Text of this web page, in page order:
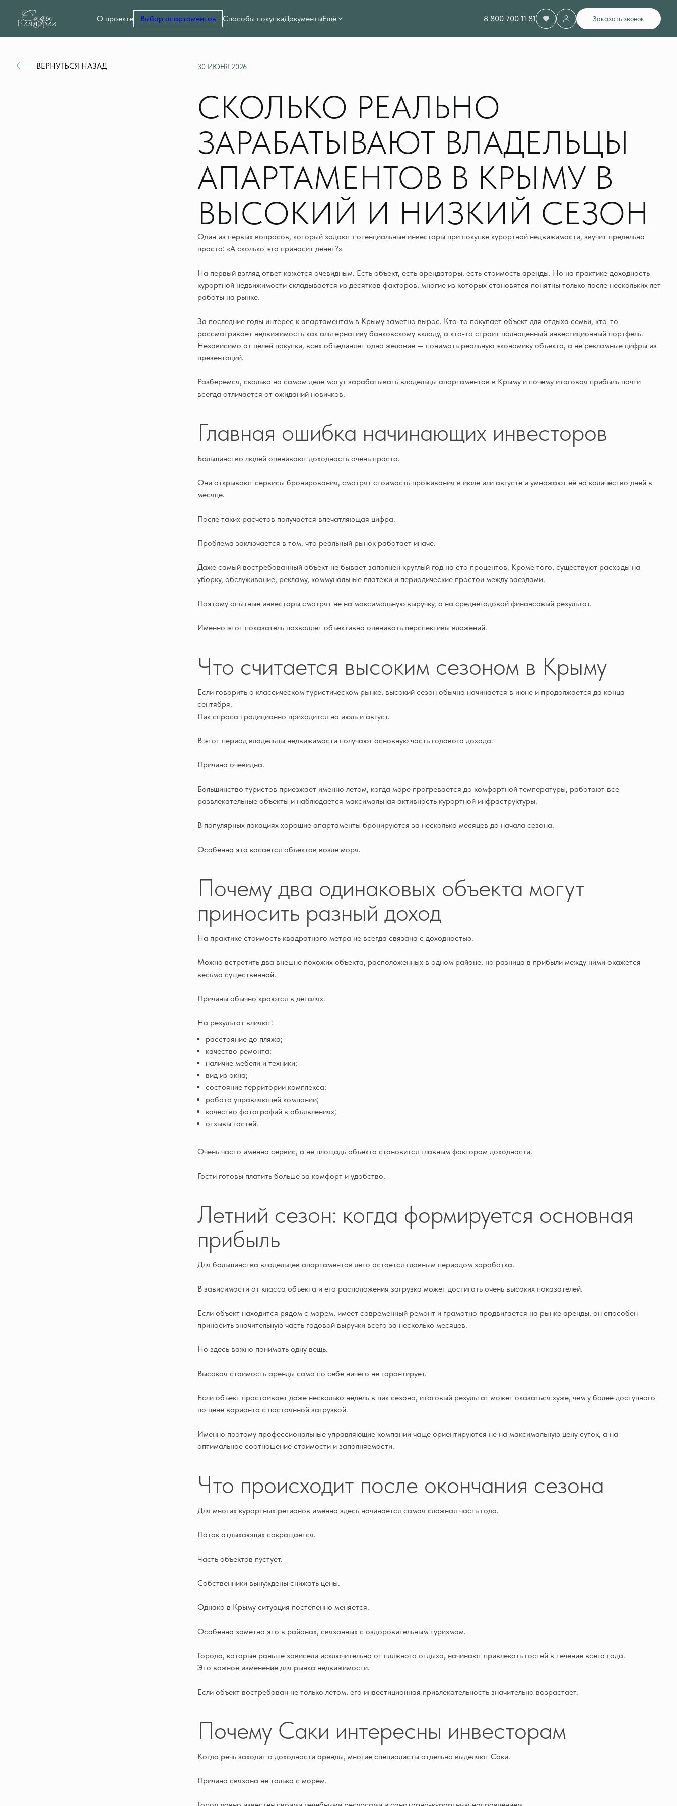
О проекте Выбор апартаментов Способы покупкиДокументыЕщё 8 800 700 11 81 Заказать звонок
ВЕРНУТЬСЯ НАЗАД 30 ИЮНЯ 2026
СКОЛЬКО РЕАЛЬНО
ЗАРАБАТЫВАЮТ ВЛАДЕЛЬЦЫ
АПАРТАМЕНТОВ В КРЫМУ В
ВЫСОКИЙ И НИЗКИЙ СЕЗОН
Один из первых вопросов, который задают потенциальные инвесторы при покупке курортной недвижимости, звучит предельно
просто: «А сколько это приносит денег?»
На первый взгляд ответ кажется очевидным. Есть объект, есть арендаторы, есть стоимость аренды. Но на практике доходность
курортной недвижимости складывается из десятков факторов, многие из которых становятся понятны только после нескольких лет
работы на рынке.
За последние годы интерес к апартаментам в Крыму заметно вырос. Кто-то покупает объект для отдыха семьи, кто-то
рассматривает недвижимость как альтернативу банковскому вкладу, а кто-то строит полноценный инвестиционный портфель.
Независимо от целей покупки, всех объединяет одно желание — понимать реальную экономику объекта, а не рекламные цифры из
презентаций.
Разберемся, сколько на самом деле могут зарабатывать владельцы апартаментов в Крыму и почему итоговая прибыль почти
всегда отличается от ожиданий новичков.
Главная ошибка начинающих инвесторов
Большинство людей оценивают доходность очень просто.
Они открывают сервисы бронирования, смотрят стоимость проживания в июле или августе и умножают её на количество дней в
месяце.
После таких расчетов получается впечатляющая цифра.
Проблема заключается в том, что реальный рынок работает иначе.
Даже самый востребованный объект не бывает заполнен круглый год на сто процентов. Кроме того, существуют расходы на
уборку, обслуживание, рекламу, коммунальные платежи и периодические простои между заездами.
Поэтому опытные инвесторы смотрят не на максимальную выручку, а на среднегодовой финансовый результат.
Именно этот показатель позволяет объективно оценивать перспективы вложений.
Что считается высоким сезоном в Крыму
Если говорить о классическом туристическом рынке, высокий сезон обычно начинается в июне и продолжается до конца
сентября.
Пик спроса традиционно приходится на июль и август.
В этот период владельцы недвижимости получают основную часть годового дохода.
Причина очевидна.
Большинство туристов приезжает именно летом, когда море прогревается до комфортной температуры, работают все
развлекательные объекты и наблюдается максимальная активность курортной инфраструктуры.
В популярных локациях хорошие апартаменты бронируются за несколько месяцев до начала сезона.
Особенно это касается объектов возле моря.
Почему два одинаковых объекта могут
приносить разный доход
На практике стоимость квадратного метра не всегда связана с доходностью.
Можно встретить два внешне похожих объекта, расположенных в одном районе, но разница в прибыли между ними окажется
весьма существенной.
Причины обычно кроются в деталях.
На результат влияют:
расстояние до пляжа;
качество ремонта;
наличие мебели и техники;
вид из окна;
состояние территории комплекса;
работа управляющей компании;
качество фотографий в объявлениях;
отзывы гостей.
Очень часто именно сервис, а не площадь объекта становится главным фактором доходности.
Гости готовы платить больше за комфорт и удобство.
Летний сезон: когда формируется основная
прибыль
Для большинства владельцев апартаментов лето остается главным периодом заработка.
В зависимости от класса объекта и его расположения загрузка может достигать очень высоких показателей.
Если объект находится рядом с морем, имеет современный ремонт и грамотно продвигается на рынке аренды, он способен
приносить значительную часть годовой выручки всего за несколько месяцев.
Но здесь важно понимать одну вещь.
Высокая стоимость аренды сама по себе ничего не гарантирует.
Если объект простаивает даже несколько недель в пик сезона, итоговый результат может оказаться хуже, чем у более доступного
по цене варианта с постоянной загрузкой.
Именно поэтому профессиональные управляющие компании чаще ориентируются не на максимальную цену суток, а на
оптимальное соотношение стоимости и заполняемости.
Что происходит после окончания сезона
Для многих курортных регионов именно здесь начинается самая сложная часть года.
Поток отдыхающих сокращается.
Часть объектов пустует.
Собственники вынуждены снижать цены.
Однако в Крыму ситуация постепенно меняется.
Особенно заметно это в районах, связанных с оздоровительным туризмом.
Города, которые раньше зависели исключительно от пляжного отдыха, начинают привлекать гостей в течение всего года.
Это важное изменение для рынка недвижимости.
Если объект востребован не только летом, его инвестиционная привлекательность значительно возрастает.
Почему Саки интересны инвесторам
Когда речь заходит о доходности аренды, многие специалисты отдельно выделяют Саки.
Причина связана не только с морем.